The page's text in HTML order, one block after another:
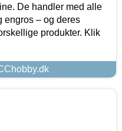
De handler med alle
engros – og deres
produkter. Klik